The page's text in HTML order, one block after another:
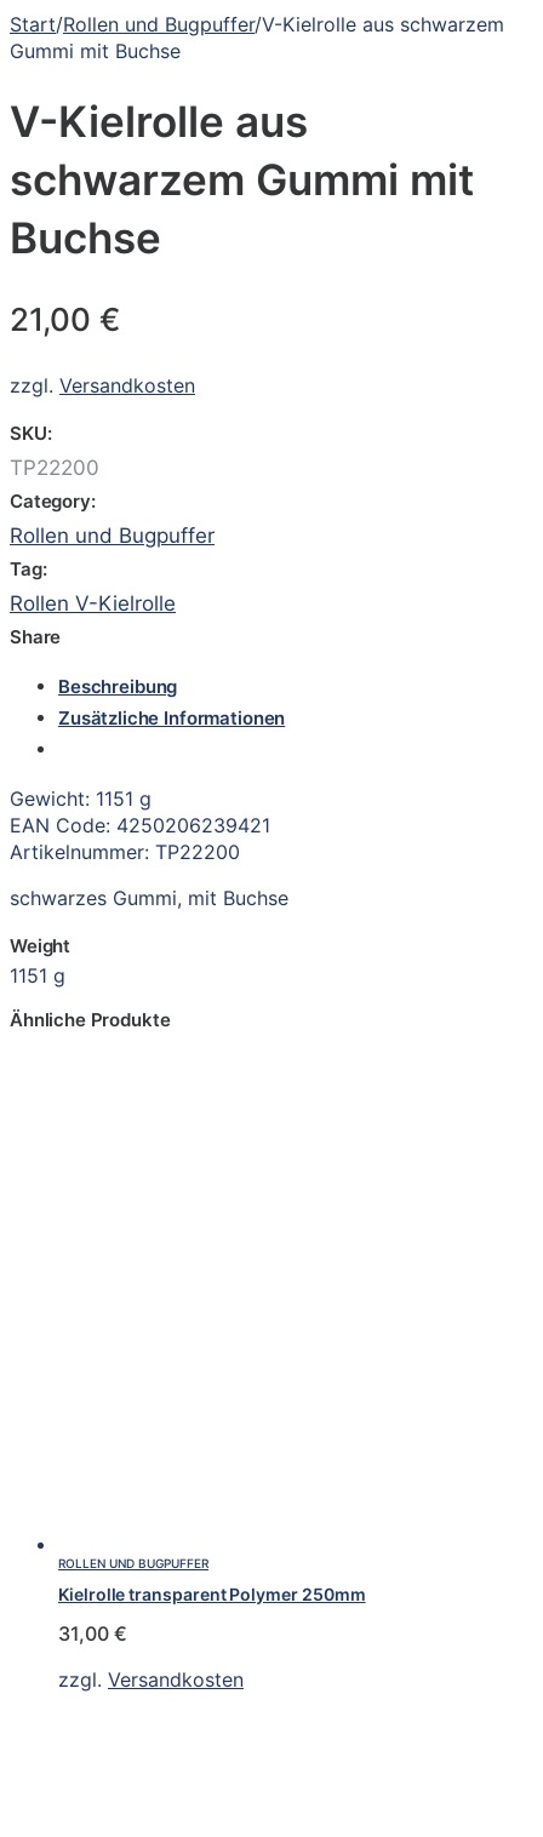
Start/Rollen und Bugpuffer/V-Kielrolle aus schwarzem
Gummi mit Buchse
V-Kielrolle aus
schwarzem Gummi mit
Buchse
21,00 €
zzgl. Versandkosten
SKU:
TP22200
Category:
Rollen und Bugpuffer
Tag:
Rollen V-Kielrolle
Share
Beschreibung
Zusätzliche Informationen
Gewicht: 1151 g
EAN Code: 4250206239421
Artikelnummer: TP22200
schwarzes Gummi, mit Buchse
Weight
1151 g
Ähnliche Produkte
ROLLEN UND BUGPUFFER
Kielrolle transparent Polymer 250mm
31,00 €
zzgl. Versandkosten